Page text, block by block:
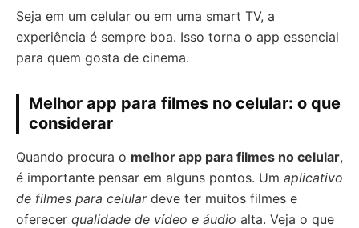
Seja em um celular ou em uma smart TV, a
experiência é sempre boa. Isso torna o app essencial
para quem gosta de cinema.
Melhor app para filmes no celular: o que
considerar
Quando procura o melhor app para filmes no celular,
é importante pensar em alguns pontos. Um aplicativo
de filmes para celulardeve ter muitos filmes e
oferecer qualidade de vídeo e áudio alta. Veja o que